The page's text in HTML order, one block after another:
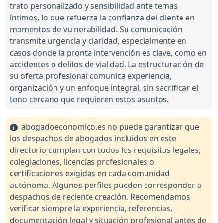
trato personalizado y sensibilidad ante temas
íntimos, lo que refuerza la confianza del cliente en
momentos de vulnerabilidad. Su comunicación
transmite urgencia y claridad, especialmente en
casos donde la pronta intervención es clave, como en
accidentes o delitos de vialidad. La estructuración de
su oferta profesional comunica experiencia,
organización y un enfoque integral, sin sacrificar el
tono cercano que requieren estos asuntos.
abogadoeconomico.es no puede garantizar que
los despachos de abogados incluidos en este
directorio cumplan con todos los requisitos legales,
colegiaciones, licencias profesionales o
certificaciones exigidas en cada comunidad
autónoma. Algunos perfiles pueden corresponder a
despachos de reciente creación. Recomendamos
verificar siempre la experiencia, referencias,
documentación legal y situación profesional antes de